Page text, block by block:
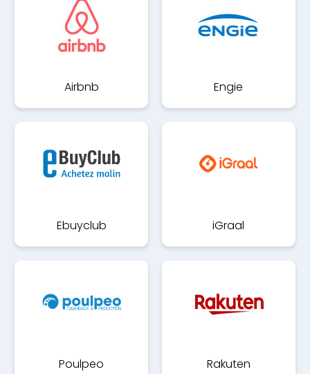
Airbnb Engie
Ebuyclub iGraal
Poulpeo Rakuten